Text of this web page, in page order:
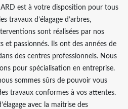
est à votre disposition pour tous
travaux d’élagage d’arbres,
sont réalisées par nos
et passionnés. Ils ont des années de
des centres professionnels. Nous
pour spécialisation en entreprise.
sommes sûrs de pouvoir vous
travaux conformes à vos attentes.
avec la maitrise des